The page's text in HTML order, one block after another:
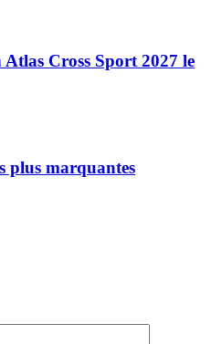
Cross Sport 2027 le
plus marquantes